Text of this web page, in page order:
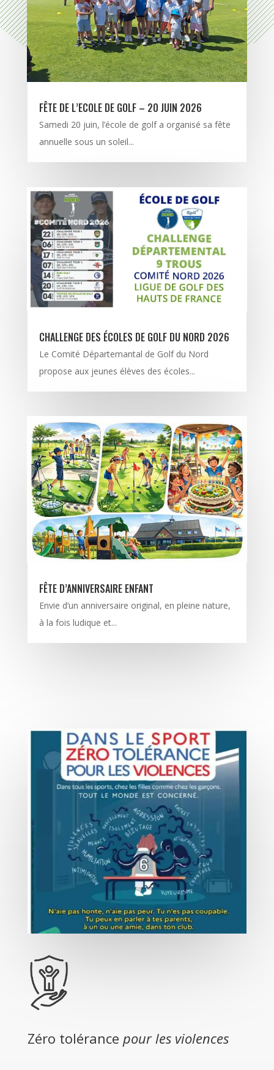
FÊTE DE L’ECOLE DE GOLF – 20 JUIN 2026
Samedi 20 juin, l’école de golf a organisé sa fête
annuelle sous un soleil...
CHALLENGE DES ÉCOLES DE GOLF DU NORD 2026
Le Comité Départemantal de Golf du Nord
propose aux jeunes élèves des écoles...
FÊTE D’ANNIVERSAIRE ENFANT
Envie d’un anniversaire original, en pleine nature,
à la fois ludique et...
Zéro tolérance pour les violences